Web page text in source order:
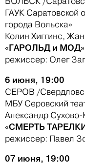
ГАУК Саратовской
города Вольска»
Колин Хиггинс,
«ГАРОЛЬД и МОД»
режиссер: Олег
6 июня, 19:00
СЕРОВ /
МБУ Серовский
Александр
«СМЕРТЬ
режиссер: Павел
07 июня, 19:00